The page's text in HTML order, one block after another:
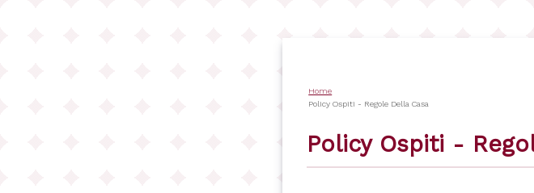
Breadcrumb
Home
Policy Ospiti - Regole Della Casa
Policy Ospiti -